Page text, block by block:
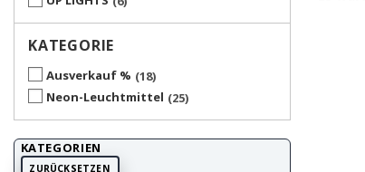
KATEGORIE
Ausverkauf % 18
Neon-Leuchtmittel
25
KATEGORIEN
ZURÜCKSETZEN